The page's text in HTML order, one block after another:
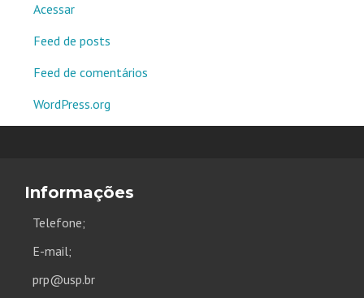
Acessar
Feed de posts
Feed de comentários
WordPress.org
Informações
Telefone;
E-mail;
prp@usp.br